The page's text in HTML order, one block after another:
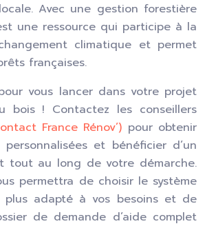
Avec une gestion forestière
une ressource qui participe à la
climatique et permet
françaises.
vous lancer dans votre projet
bois ! Contactez les conseillers
France Rénov’) pour obtenir
et bénéficier d’un
tout au long de votre démarche.
permettra de choisir le système
adapté à vos besoins et de
de demande d’aide complet